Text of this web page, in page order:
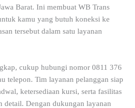
Barat. Ini membuat WB Trans
kamu yang butuh koneksi ke
tersebut dalam satu layanan
cukup hubungi nomor 0811 376
telepon. Tim layanan pelanggan siap
ketersediaan kursi, serta fasilitas
detail. Dengan dukungan layanan